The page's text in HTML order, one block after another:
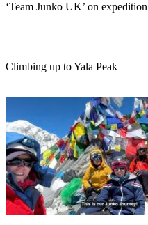
‘Team Junko UK’ on expedition
Climbing up to Yala Peak